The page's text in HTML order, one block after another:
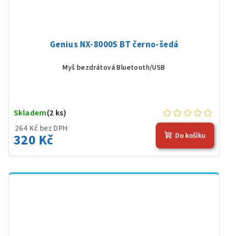
Genius NX-8000S BT černo-šedá
Myš bezdrátová Bluetooth/USB
264 Kč bez DPH
320 Kč
Skladem(2 ks)
Do košíku